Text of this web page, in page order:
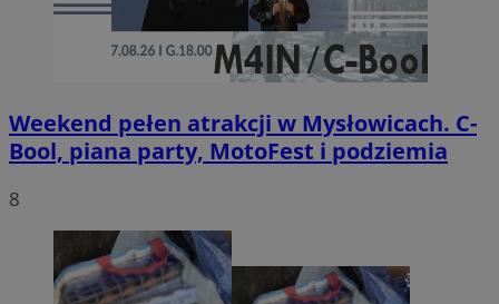
Weekend pełen atrakcji w Mysłowicach. C-
Bool, piana party, MotoFest i podziemia
8